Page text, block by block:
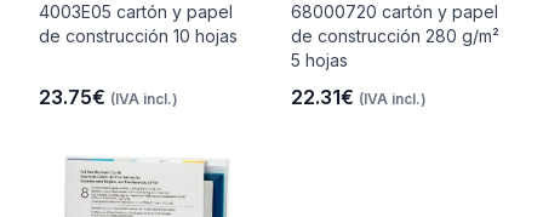
4003E05 cartón y papel
de construcción 10 hojas
23.75€ (IVA incl.)
68000720 cartón y papel
de construcción 280 g/m²
5 hojas
22.31€ (IVA incl.)